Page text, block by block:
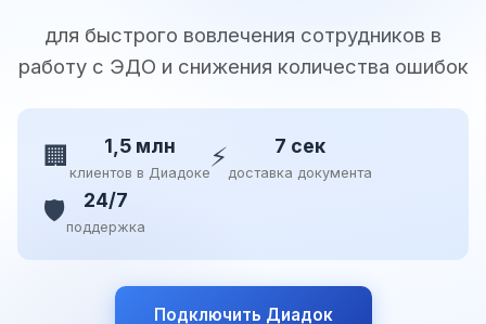
для быстрого вовлечения сотрудников в
работу с ЭДО и снижения количества ошибок
🏢 1,5 млн
клиентов в Диадоке⚡ 7 сек
доставка документа
🛡️ 24/7
поддержка
Подключить Диадок